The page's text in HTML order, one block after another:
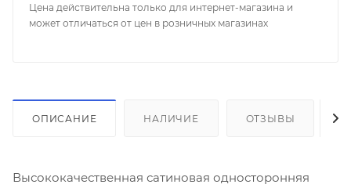
Цена действительна только для интернет-магазина и
может отличаться от цен в розничных магазинах
ОПИСАНИЕ НАЛИЧИЕ ОТЗЫВЫ
Высококачественная сатиновая односторонняя